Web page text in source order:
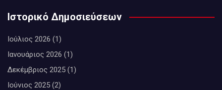
Ιστορικό Δημοσιεύσεων
Ιούλιος 2026 (1)
Ιανουάριος 2026 (1)
Δεκέμβριος 2025 (1)
Ιούνιος 2025 (2)